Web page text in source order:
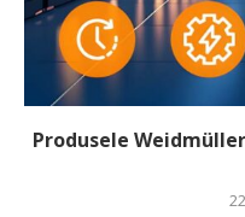
Produsele